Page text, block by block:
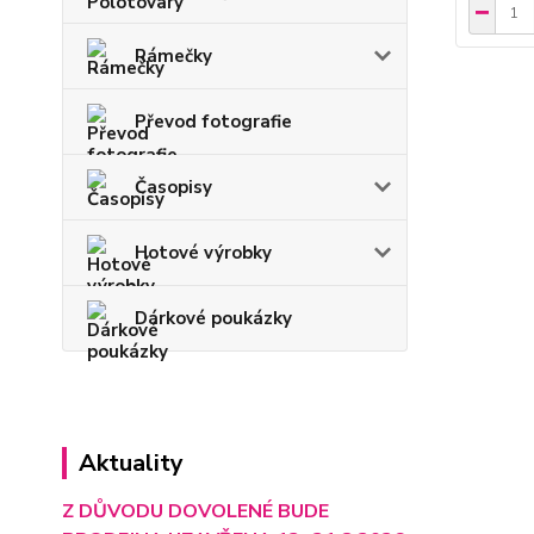
Rámečky
Převod fotografie
Časopisy
Hotové výrobky
Dárkové poukázky
Aktuality
Z DŮVODU DOVOLENÉ BUDE